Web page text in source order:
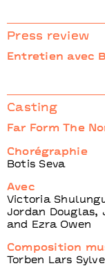
Press review
Entretien avec
Casting
Far Form The
Chorégraphie
Botis Seva
Avec
Victoria
Jordan Douglas,
and Ezra Owen
Composition
Torben Lars